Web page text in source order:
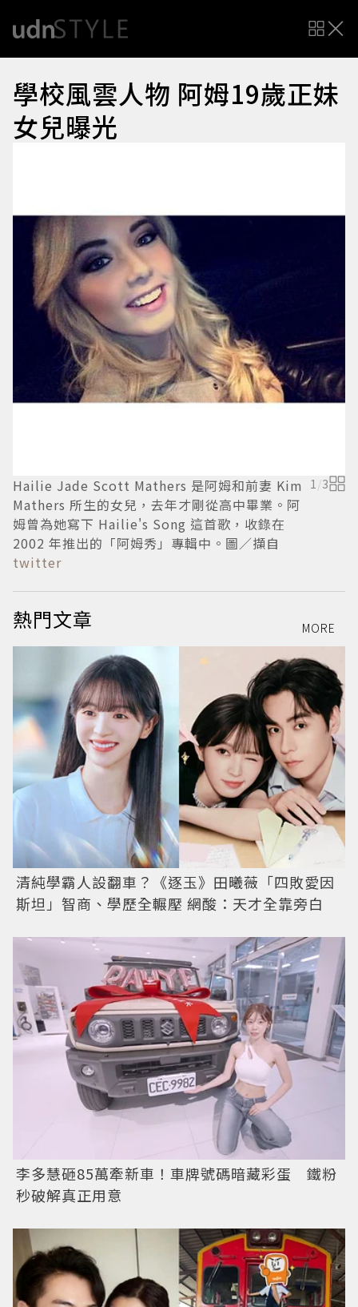
學校風雲人物 阿姆19歲正妹
女兒曝光
Hailie Jade Scott Mathers 是阿姆和前妻 Kim
Mathers 所生的女兒，去年才剛從高中畢業。阿
姆曾為她寫下 Hailie's Song 這首歌，收錄在
2002 年推出的「阿姆秀」專輯中。圖／擷自
twitter
1/3
熱門文章 MORE
清純學霸人設翻車？《逐玉》田曦薇「四敗愛因
斯坦」智商、學歷全輾壓 網酸：天才全靠旁白
李多慧砸85萬牽新車！車牌號碼暗藏彩蛋 鐵粉
秒破解真正用意